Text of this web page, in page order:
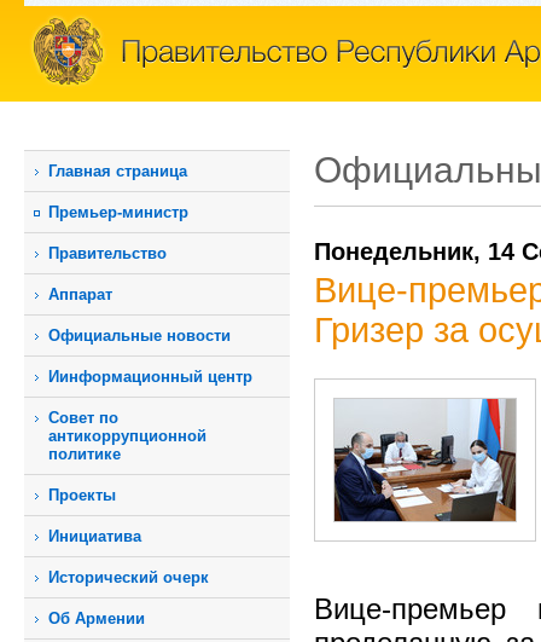
Главная страница
Премьер-министр
Правительство
Аппарат
Официальные новости
Иинформационный центр
Совет по
антикоррупционной
политике
Проекты
Инициатива
Исторический очерк
Об Армении
Понедельник, 14
Вице-
Гризер за
Вице-премьер